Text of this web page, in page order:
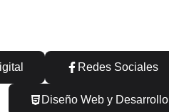
Redes Sociales
Diseño Web y Desarrollo